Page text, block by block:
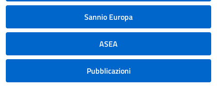
Sannio Europa
ASEA
Pubblicazioni